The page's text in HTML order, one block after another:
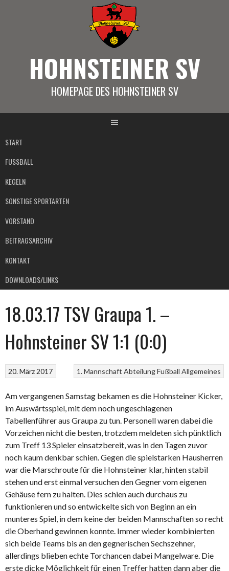
HOHNSTEINER SV
HOMEPAGE DES HOHNSTEINER SV
START
FUSSBALL
KEGELN
SONSTIGE SPORTARTEN
VORSTAND
BEITRAGSARCHIV
KONTAKT
DOWNLOADS/LINKS
18.03.17 TSV Graupa 1. –
Hohnsteiner SV 1:1 (0:0)
1. Mannschaft Abteilung Fußball Allgemeines
20. März 2017
Am vergangenen Samstag bekamen es die Hohnsteiner Kicker,
im Auswärtsspiel, mit dem noch ungeschlagenen
Tabellenführer aus Graupa zu tun. Personell waren dabei die
Vorzeichen nicht die besten, trotzdem meldeten sich pünktlich
zum Treff 13 Spieler einsatzbereit, was in den Tagen zuvor
noch kaum denkbar schien. Gegen die spielstarken Hausherren
war die Marschroute für die Hohnsteiner klar, hinten stabil
stehen und erst einmal versuchen den Gegner vom eigenen
Gehäuse fern zu halten. Dies schien auch durchaus zu
funktionieren und so entwickelte sich von Beginn an ein
munteres Spiel, in dem keine der beiden Mannschaften so recht
die Oberhand gewinnen konnte. Immer wieder kombinierten
sich beide Teams bis an den gegnerischen Sechszehner,
allerdings blieben echte Torchancen dabei Mangelware. Die
erste dicke Möglichkeit für einen Treffer hatten dann aber die